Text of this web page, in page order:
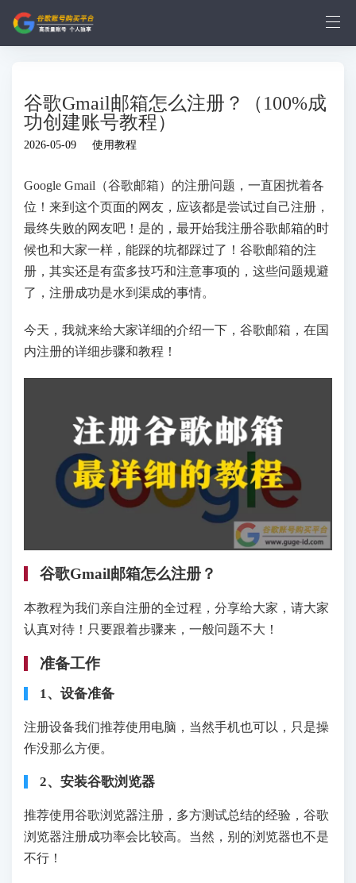
谷歌Gmail邮箱怎么注册？（100%成
功创建账号教程）
2026-05-09 使用教程
Google Gmail（谷歌邮箱）的注册问题，一直困扰着各
位！来到这个页面的网友，应该都是尝试过自己注册，
最终失败的网友吧！是的，最开始我注册谷歌邮箱的时
候也和大家一样，能踩的坑都踩过了！谷歌邮箱的注
册，其实还是有蛮多技巧和注意事项的，这些问题规避
了，注册成功是水到渠成的事情。
今天，我就来给大家详细的介绍一下，谷歌邮箱，在国
内注册的详细步骤和教程！
谷歌Gmail邮箱怎么注册？
本教程为我们亲自注册的全过程，分享给大家，请大家
认真对待！只要跟着步骤来，一般问题不大！
准备工作
1、设备准备
注册设备我们推荐使用电脑，当然手机也可以，只是操
作没那么方便。
2、安装谷歌浏览器
推荐使用谷歌浏览器注册，多方测试总结的经验，谷歌
浏览器注册成功率会比较高。当然，别的浏览器也不是
不行！